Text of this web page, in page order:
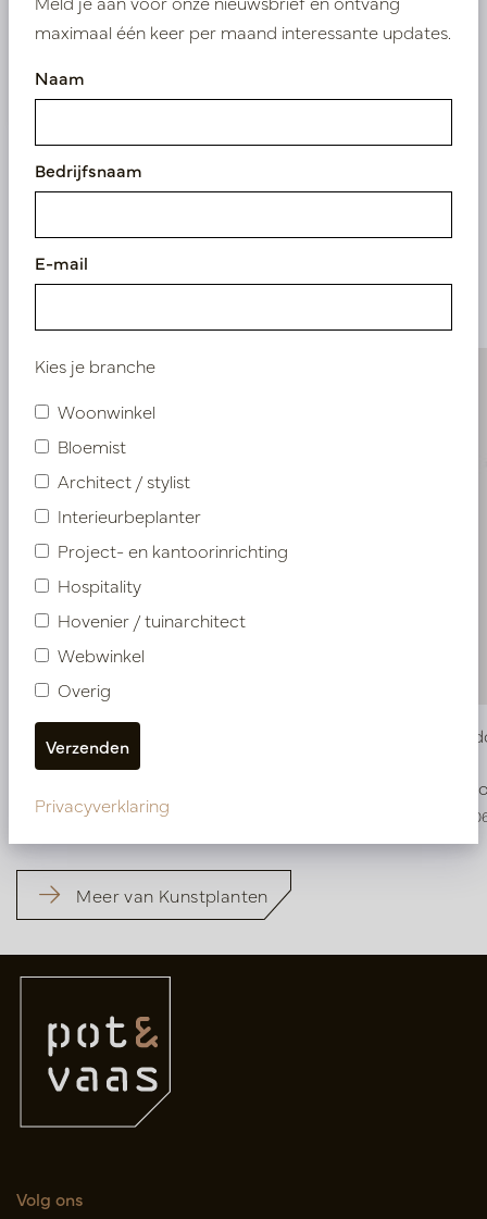
Vergelijkbare
producten
Chamaedorea Palm Groen H120 D70
PV04.424905
Op
Meer van Kunstplanten
Volg ons
maximaal één keer per maand interessante updates.
Naam
Bedrijfsnaam
E-mail
Kies je branche
Woonwinkel
Bloemist
Architect / stylist
Interieurbeplanter
Project- en kantoorinrichting
Hospitality
Hovenier / tuinarchitect
Webwinkel
Overig
Privacyverklaring